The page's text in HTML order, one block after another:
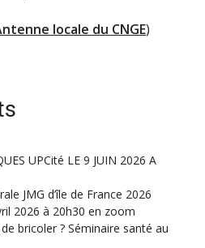
locale du CNGE)
UPCité LE 9 JUIN 2026 A
JMG d’île de France 2026
2026 à 20h30 en zoom
bricoler ? Séminaire santé au